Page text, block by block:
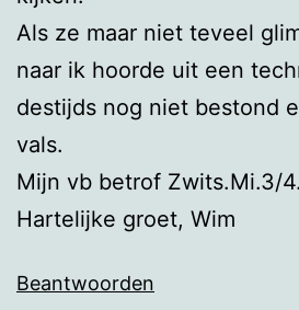
Als ze maar niet teveel
naar ik hoorde uit een
destijds nog niet bestond
vals.
Mijn vb betrof Zwits.Mi.3/4.
Hartelijke groet, Wim
Beantwoorden